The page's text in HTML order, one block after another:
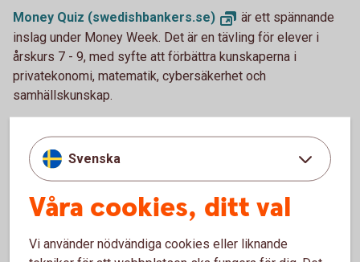
Money Quiz (swedishbankers.se)
är ett spännande
inslag under Money Week. Det är en tävling för elever i
årskurs 7 - 9, med syfte att förbättra kunskaperna i
privatekonomi, matematik, cybersäkerhet och
samhällskunskap.
även under 2023 med och kryddade Money Quiz:et lite
extra genom att lotta ut 2000 kr bland de klasser i
Västerviks kommun som deltar.
Svenska
Våra cookies, ditt val
Vi använder nödvändiga cookies eller liknande